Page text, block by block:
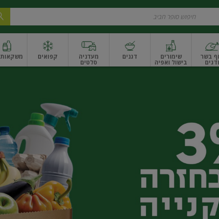
בשר
ודגים
שימורים
בישול ואפיה
דגנים מעדניה
סלטים
ונקניקים
קפואים משקאות
ואגוזיםפירות יבשים ארוזפירות יבשים בתפזורתפיצוחים, אגוזים